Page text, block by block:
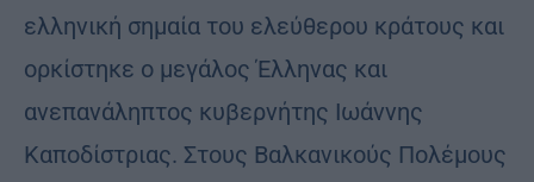
ελληνική σημαία του ελεύθερου κράτους και
ορκίστηκε ο μεγάλος Έλληνας και
ανεπανάληπτος κυβερνήτης Ιωάννης
Καποδίστριας. Στους Βαλκανικούς Πολέμους